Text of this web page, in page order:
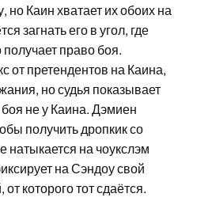
но Каин хватает их обоих на
загнать его в угол, где
право боя.
от претендентов на Каина,
но судья показывает
не у Каина. Дэмиен
получить дропкик со
натыкается на чоукслэм
на Сэндоу свой
которого тот сдаётся.